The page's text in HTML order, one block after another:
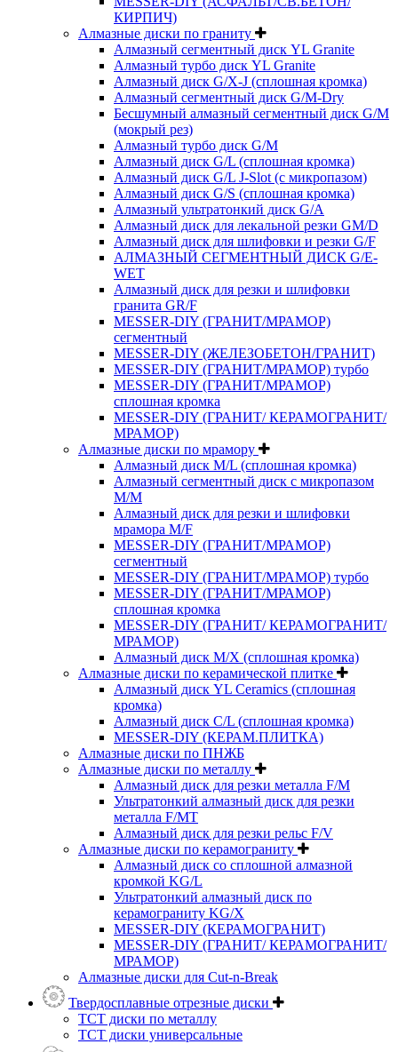
КИРПИЧ)
Алмазные диски по граниту
Алмазный сегментный диск YL Granite
Алмазный турбо диск YL Granite
Алмазный диск G/X-J (сплошная кромка)
Алмазный сегментный диск G/M-Dry
Бесшумный алмазный сегментный диск G/M
(мокрый рез)
Алмазный турбо диск G/M
Алмазный диск G/L (сплошная кромка)
Алмазный диск G/L J-Slot (с микропазом)
Алмазный диск G/S (сплошная кромка)
Алмазный ультратонкий диск G/A
Алмазный диск для лекальной резки GM/D
Алмазный диск для шлифовки и резки G/F
АЛМАЗНЫЙ СЕГМЕНТНЫЙ ДИСК G/E-
WET
Алмазный диск для резки и шлифовки
гранита GR/F
MESSER-DIY (ГРАНИТ/МРАМОР)
сегментный
MESSER-DIY (ЖЕЛЕЗОБЕТОН/ГРАНИТ)
MESSER-DIY (ГРАНИТ/МРАМОР) турбо
MESSER-DIY (ГРАНИТ/МРАМОР)
сплошная кромка
MESSER-DIY (ГРАНИТ/ КЕРАМОГРАНИТ/
МРАМОР)
Алмазные диски по мрамору
Алмазный диск M/L (сплошная кромка)
Алмазный сегментный диск с микропазом
M/M
Алмазный диск для резки и шлифовки
мрамора M/F
MESSER-DIY (ГРАНИТ/МРАМОР)
сегментный
MESSER-DIY (ГРАНИТ/МРАМОР) турбо
MESSER-DIY (ГРАНИТ/МРАМОР)
сплошная кромка
MESSER-DIY (ГРАНИТ/ КЕРАМОГРАНИТ/
МРАМОР)
Алмазный диск M/X (сплошная кромка)
Алмазные диски по керамической плитке
Алмазный диск YL Ceramics (сплошная
кромка)
Алмазный диск C/L (сплошная кромка)
MESSER-DIY (КЕРАМ.ПЛИТКА)
Алмазные диски по ПНЖБ
Алмазные диски по металлу
Алмазный диск для резки металла F/M
Ультратонкий алмазный диск для резки
металла F/MT
Алмазный диск для резки рельс F/V
Алмазные диски по керамограниту
Алмазный диск со сплошной алмазной
кромкой KG/L
Ультратонкий алмазный диск по
керамограниту KG/X
MESSER-DIY (КЕРАМОГРАНИТ)
MESSER-DIY (ГРАНИТ/ КЕРАМОГРАНИТ/
МРАМОР)
Алмазные диски для Cut-n-Break
Твердосплавные отрезные диски
ТСТ диски по металлу
ТСТ диски универсальные